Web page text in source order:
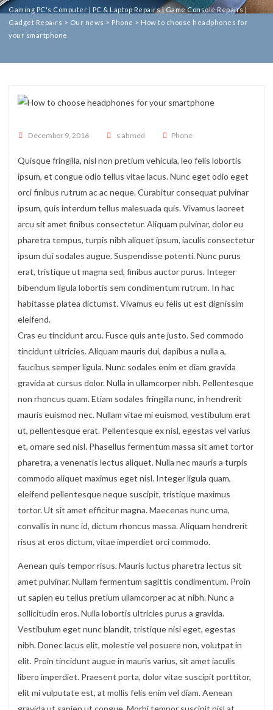
Gaming PC's Computer | PC & Laptop Repairs | Game Console Repairs |
Gadget Repairs > Our news > Phone > How to choose headphones for
your smartphone
Posted on
December 9, 2016 s ahmed Phone
Quisque fringilla, nisl non pretium vehicula, leo felis lobortis
ipsum, et congue odio tellus vitae lacus. Nunc eget odio eget
orci finibus rutrum ac ac neque. Curabitur consequat pulvinar
ipsum, quis interdum tellus malesuada quis. Vivamus laoreet
arcu sit amet finibus consectetur. Aliquam pulvinar, dolor eu
pharetra tempus, turpis nibh aliquet ipsum, iaculis consectetur
ipsum dui sodales augue. Suspendisse potenti. Nunc purus
erat, tristique ut magna sed, finibus auctor purus. Integer
bibendum ligula lobortis sem condimentum rutrum. In hac
habitasse platea dictumst. Vivamus eu felis ut est dignissim
eleifend.
Cras eu tincidunt arcu. Fusce quis ante justo. Sed commodo
tincidunt ultricies. Aliquam mauris dui, dapibus a nulla a,
faucibus semper ligula. Nunc sodales enim et diam gravida
gravida at cursus dolor. Nulla in ullamcorper nibh. Pellentesque
non rhoncus quam. Etiam sodales fringilla nunc, in hendrerit
mauris euismod nec. Nullam vitae mi euismod, vestibulum erat
ut, pellentesque erat. Pellentesque ex nisl, egestas vel varius
et, ornare sed nisl. Phasellus fermentum massa sit amet tortor
pharetra, a venenatis lectus aliquet. Nulla nec mauris a turpis
commodo aliquet maximus eget nisl. Integer ligula quam,
eleifend pellentesque neque suscipit, tristique maximus
tortor. Ut sit amet efficitur magna. Maecenas nunc urna,
convallis in nunc id, dictum rhoncus massa. Aliquam hendrerit
risus at eros dictum, vitae imperdiet orci commodo.
Aenean quis tempor risus. Mauris luctus pharetra lectus sit
amet pulvinar. Nullam fermentum sagittis condimentum. Proin
ut sapien eu tellus pretium ullamcorper ac at nibh. Nunc a
sollicitudin eros. Nulla lobortis ultricies purus a gravida.
Vestibulum eget nunc blandit, tristique nisi eget, egestas
nibh. Donec lacus elit, molestie vel posuere non, volutpat in
elit. Proin tincidunt augue in mauris varius, sit amet iaculis
libero imperdiet. Praesent porta, dolor vitae suscipit porttitor,
elit mi vulputate est, at mollis felis enim vel diam. Aenean